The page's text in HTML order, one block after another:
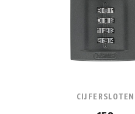
CIJFERSLOTEN